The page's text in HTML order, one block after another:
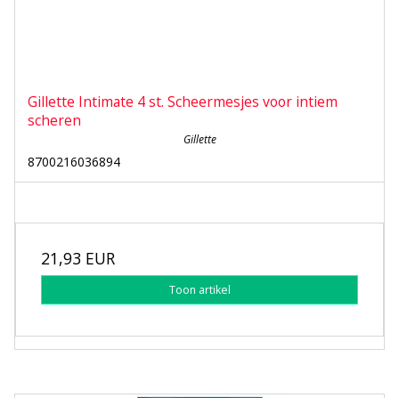
Gillette Intimate 4 st. Scheermesjes voor intiem
scheren
Gillette
8700216036894
21,93 EUR
Toon artikel